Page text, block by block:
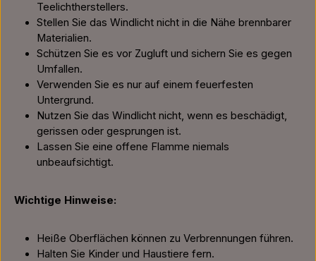
Teelichtherstellers.
Stellen Sie das Windlicht nicht in die Nähe brennbarer
Materialien.
Schützen Sie es vor Zugluft und sichern Sie es gegen
Umfallen.
Verwenden Sie es nur auf einem feuerfesten
Untergrund.
Nutzen Sie das Windlicht nicht, wenn es beschädigt,
gerissen oder gesprungen ist.
Lassen Sie eine offene Flamme niemals
unbeaufsichtigt.
Wichtige Hinweise:
Heiße Oberflächen können zu Verbrennungen führen.
Halten Sie Kinder und Haustiere fern.